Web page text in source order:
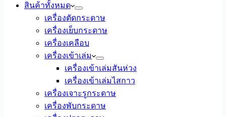
สินค้าทั้งหมด
เครื่องตัดกระดาษ
เครื่องเย็บกระดาษ
เครื่องเคลือบ
เครื่องเข้าเล่ม
เครื่องเข้าเล่มสันห่วง
เครื่องเข้าเล่มไสกาว
เครื่องเจาะรูกระดาษ
เครื่องพับกระดาษ